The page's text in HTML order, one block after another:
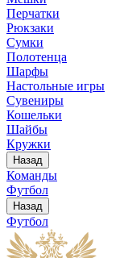
Перчатки
Рюкзаки
Сумки
Полотенца
Шарфы
Настольные игры
Сувениры
Кошельки
Шайбы
Кружки
Назад
Команды
Футбол
Назад
Футбол